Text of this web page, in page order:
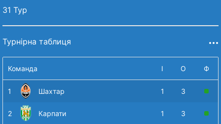
31 Тур
Турнірна таблиця
Команда І О Ф
1 Шахтар 1 3
2 Карпати 1 3